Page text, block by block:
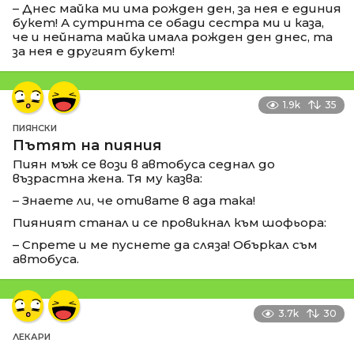
– Днес майка ми има рожден ден, за нея е единия
букет! А сутринта се обади сестра ми и каза,
че и нейната майка имала рожден ден днес, та
за нея е другият букет!
1.9k 35
ПИЯНСКИ
Пътят на пияния
Пиян мъж се вози в автобуса седнал до
възрастна жена. Тя му казва:
– Знаете ли, че отивате в ада така!
Пияният станал и се провикнал към шофьора:
– Спрете и ме пуснете да сляза! Объркал съм
автобуса.
3.7k 30
ЛЕКАРИ